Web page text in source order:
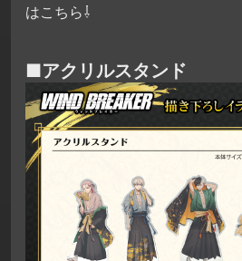
はこちら⇩
■アクリルスタンド